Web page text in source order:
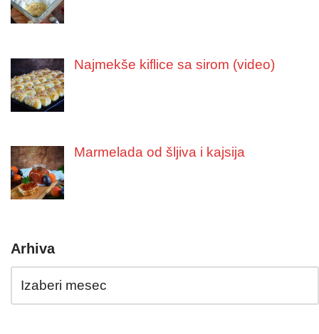
Najmekše kiflice sa sirom (video)
Marmelada od šljiva i kajsija
Arhiva